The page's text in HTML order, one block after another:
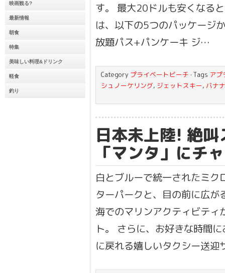
映画観る?
最新情報
朝食
特集
美味しい料理&ドリンク
軽食
釣り
す。 最大20ドルも安くなる
は、以下の5つのパッケージ
放題パス+パンケーキ ジ…
Category プライベートビーチ · Tags アプ
シュノーケリング, ジェットスキー, バナ
日本未上陸! 絶叫
「マンタ」にチ
白とブルーで統一されたミク
ターパークと、目の前に広が
海でのマリンアクティビティ
ト。 さらに、お好きな時間
に戻れる嬉しいタクシー送